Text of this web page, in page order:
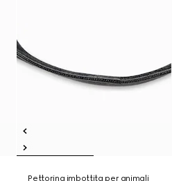
Pettorina imbottita per animali